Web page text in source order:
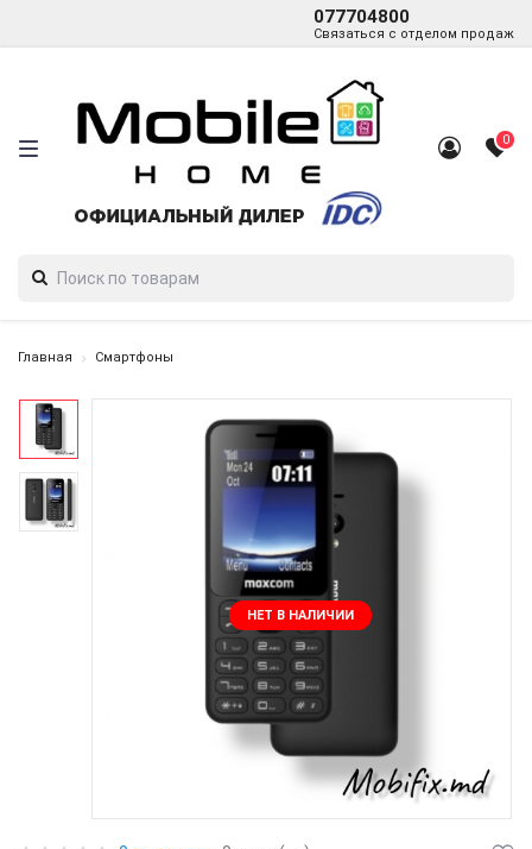
077704800
Связаться с отделом продаж
0
Главная Смартфоны
НЕТ В НАЛИЧИИ